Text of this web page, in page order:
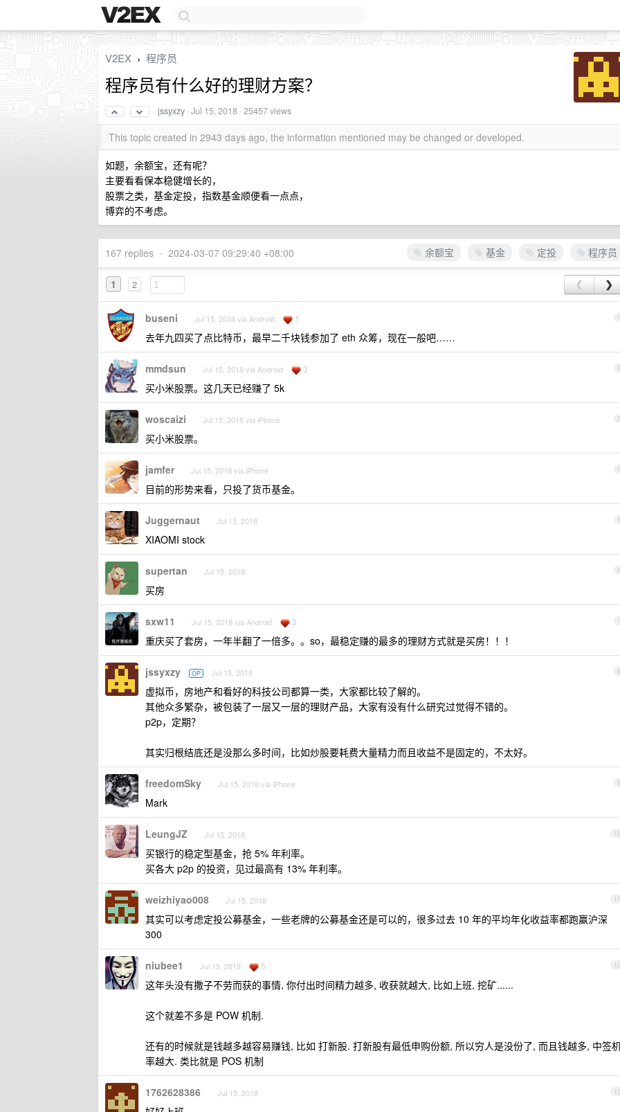
V2EX › 程序员
程序员有什么好的理财方案？
jssyxzy ·Jul 15, 2018 · 25457 views
This topic created in 2943 days ago, the information mentioned may be changed or developed.
如题，余额宝，还有呢？
主要看看保本稳健增长的，
股票之类，基金定投，指数基金顺便看一点点，
博弈的不考虑。
余额宝 基金 定投 程序员
167 replies • 2024-03-07 09:29:40 +08:00
1 2 ❮ ❯
1
buseni Jul 15, 2018 via Android 1
去年九四买了点比特币，最早二千块钱参加了 eth 众筹，现在一般吧……
2
mmdsun Jul 15, 2018 via Android 3
买小米股票。这几天已经赚了 5k
3
woscaizi Jul 15, 2018 via iPhone
买小米股票。
4
jamfer Jul 15, 2018 via iPhone
目前的形势来看，只投了货币基金。
5
Juggernaut Jul 15, 2018
XIAOMI stock
6
supertan Jul 15, 2018
买房
7
sxw11 Jul 15, 2018 via Android 3
重庆买了套房，一年半翻了一倍多。。so，最稳定赚的最多的理财方式就是买房！！！
8
jssyxzy OP Jul 15, 2018
虚拟币，房地产和看好的科技公司都算一类，大家都比较了解的。
其他众多繁杂，被包装了一层又一层的理财产品，大家有没有什么研究过觉得不错的。
p2p，定期？
其实归根结底还是没那么多时间，比如炒股要耗费大量精力而且收益不是固定的，不太好。
9
freedomSky Jul 15, 2018 via iPhone
Mark
10
LeungJZ Jul 15, 2018
买银行的稳定型基金，抢 5% 年利率。
买各大 p2p 的投资，见过最高有 13% 年利率。
11
weizhiyao008 Jul 15, 2018
其实可以考虑定投公募基金，一些老牌的公募基金还是可以的，很多过去 10 年的平均年化收益率都跑赢沪深
300
12
niubee1 Jul 15, 2018 5
这年头没有撒子不劳而获的事情, 你付出时间精力越多, 收获就越大, 比如上班, 挖矿......
这个就差不多是 POW 机制.
还有的时候就是钱越多越容易赚钱, 比如 打新股. 打新股有最低申购份额, 所以穷人是没份了, 而且钱越多, 中签
率越大. 类比就是 POS 机制
13
1762628386 Jul 15, 2018